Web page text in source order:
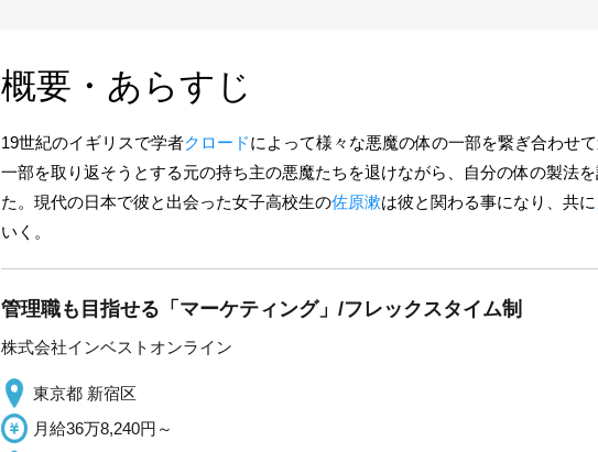
概要・あらすじ
19世紀のイギリスで学者クロードによって様々な悪魔の体の一部を繋ぎ合わせ
一部を取り返そうとする元の持ち主の悪魔たちを退けながら、自分の体の製法を
た。現代の日本で彼と出会った女子高校生の佐原漱は彼と関わる事になり、共に
いく。
管理職も目指せる「マーケティング」/フレックスタイム制
株式会社インベストオンライン
東京都 新宿区
月給36万8,240円～